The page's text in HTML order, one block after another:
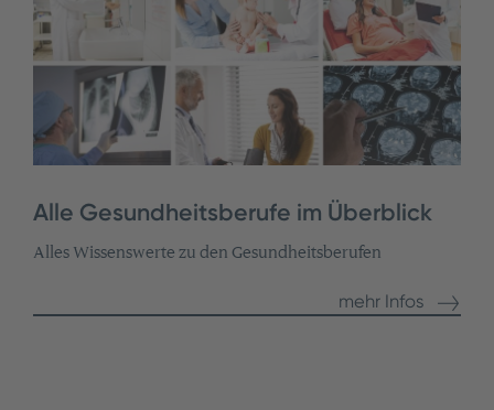
Alle Gesundheitsberufe im Überblick
Alles Wissenswerte zu den Gesundheitsberufen
mehr Infos